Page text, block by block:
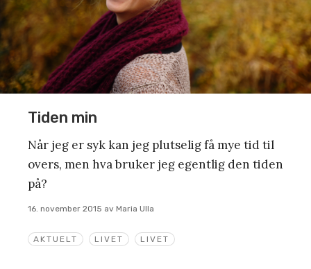
AKTUELT LIVET LIVET
Tiden min
Når jeg er syk kan jeg plutselig få mye tid til
overs, men hva bruker jeg egentlig den tiden
på?
16. november 2015 av Maria Ulla